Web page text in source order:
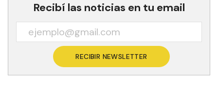
Recibí las noticias en tu email
RECIBIR NEWSLETTER